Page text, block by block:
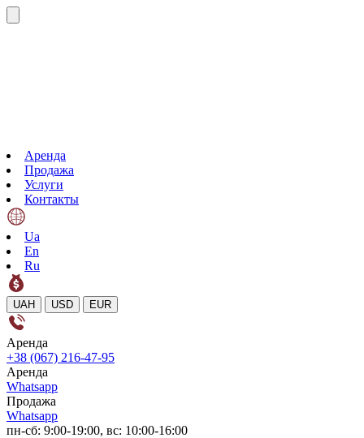
Аренда
Продажа
Услуги
Контакты
Ua
En
Ru
UAH USD EUR
Аренда
+38 (067) 216-47-95
Аренда
Whatsapp
Продажа
Whatsapp
пн-сб: 9:00-19:00, вс: 10:00-16:00